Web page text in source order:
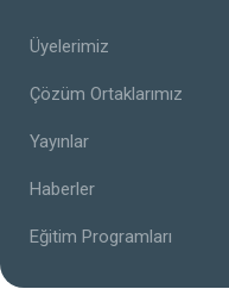
Üyelerimiz
Çözüm Ortaklarımız
Yayınlar
Haberler
Eğitim Programları